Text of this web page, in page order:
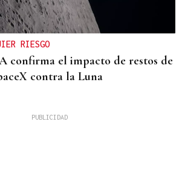
RIESGO
confirma el impacto de restos de
contra la Luna